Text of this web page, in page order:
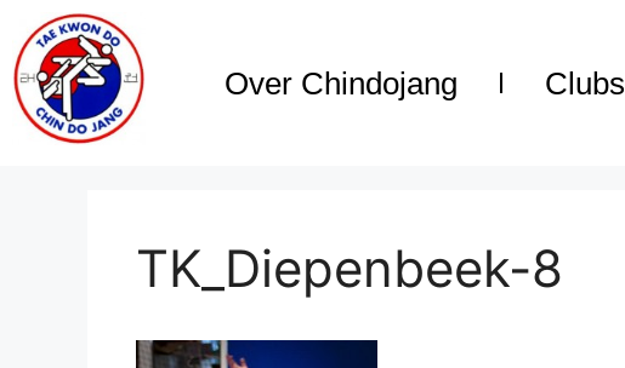
Over Chindojang Clubs
TK_Diepenbeek-8